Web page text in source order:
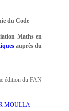
du Code
Maths en
auprès du
édition du FAN
MOULLA